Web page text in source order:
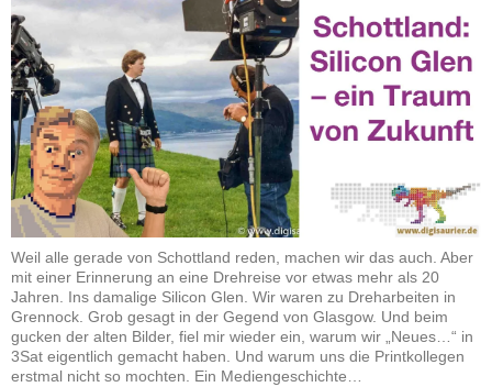
Weil alle gerade von Schottland reden, machen wir das auch. Aber
mit einer Erinnerung an eine Drehreise vor etwas mehr als 20
Jahren. Ins damalige Silicon Glen. Wir waren zu Dreharbeiten in
Grennock. Grob gesagt in der Gegend von Glasgow. Und beim
gucken der alten Bilder, fiel mir wieder ein, warum wir „Neues…“ in
3Sat eigentlich gemacht haben. Und warum uns die Printkollegen
erstmal nicht so mochten. Ein Mediengeschichte…